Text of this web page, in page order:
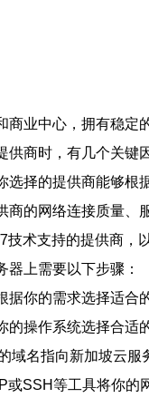
商业中心，拥有稳定
商时，有几个关键
选择的提供商能够根
商的网络连接质量、
术支持的提供商，
器上需要以下步骤：
据你的需求选择适合
的操作系统选择合适
域名指向新加坡云服
或SSH等工具将你的